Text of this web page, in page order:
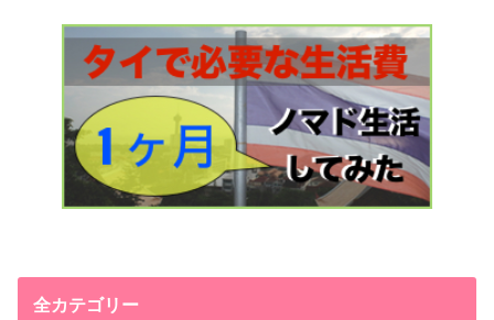
全カテゴリー